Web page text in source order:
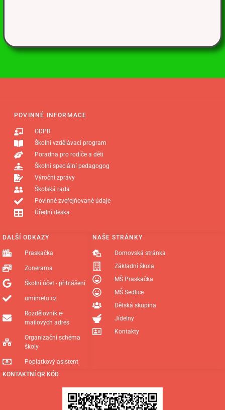
KONTAKTNÍ QR KÓD
NAŠE STRÁNKY
Domovská stránka
Základní škola
MŠ Praskačka
MŠ Sedlice
Dětská skupina
Jídelny
Kontakty
DALŠÍ ODKAZY
Praskačka
Zonerama
Školní účet - přihlášení
umimeto.cz
Rozdělovník e-
mailových adres
Organizační schéma
školy
Poplatkový asistent
POVINNÉ INFORMACE
GDPR
Školní vzdělávací program
Poradna pro rodiče a děti
Školní speciální pedagogog
Výroční zprávy
Školská rada
Povinně zveřejňované údaje
Úřední deska